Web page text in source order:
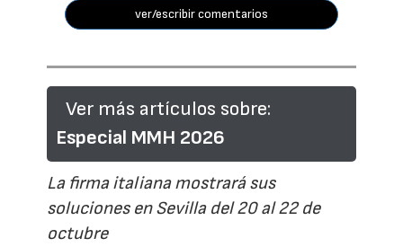
ver/escribir comentarios
Ver más artículos sobre:
Especial MMH 2026
La firma italiana mostrará sus
soluciones en Sevilla del 20 al 22 de
octubre